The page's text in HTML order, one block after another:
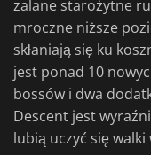
zalane starożytne
mroczne niższe
skłaniają się ku
jest ponad 10
bossów i dwa
Descent jest
lubią uczyć się